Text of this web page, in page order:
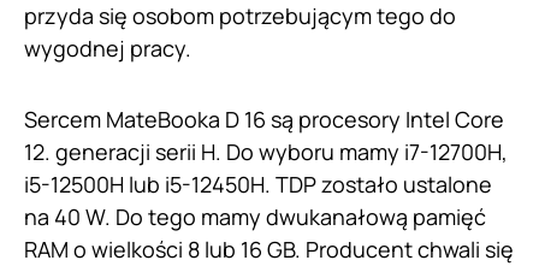
przyda się osobom potrzebującym tego do
wygodnej pracy.
Sercem MateBooka D 16 są procesory Intel Core
12. generacji serii H. Do wyboru mamy i7-12700H,
i5-12500H lub i5-12450H. TDP zostało ustalone
na 40 W. Do tego mamy dwukanałową pamięć
RAM o wielkości 8 lub 16 GB. Producent chwali się